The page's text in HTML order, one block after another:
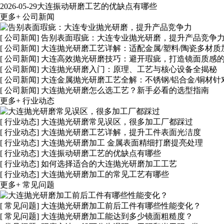
2026-05-29大连振动研磨工艺的优缺点有哪些
更多+ 公司新闻
[ 公司新闻] 告别表面瑕疵：大连专业抛光研磨，提升产品竞争力
[ 公司新闻] 大连抛光研磨工艺详解：适配金属/塑料/陶瓷多材质
[ 公司新闻] 大连高效抛光研磨技巧：避开瑕疵，打造镜面质感
[ 公司新闻] 大连抛光研磨入门：原理、工艺与核心设备全揭秘
[ 公司新闻] 大连金属抛光研磨工艺全解：不锈钢/铝合金/铜材针
[ 公司新闻] 大连抛光研磨怎么选工艺？新手必看的选型指南
更多+ 行业动态
[ 行业动态] 大连抛光研磨常见误区，很多加工厂都踩过
[ 行业动态] 大连抛光研磨工艺详解，提升工件表面光洁度
[ 行业动态] 大连抛光研磨加工 金属表面精细打磨提亮处理
[ 行业动态] 大连振动研磨工艺的优缺点有哪些
[ 行业动态] 如何选择适合的大连抛光研磨加工工艺
[ 行业动态] 大连抛光研磨加工的常见工艺有哪些
更多+ 常见问题
[ 常见问题] 大连抛光研磨加工前后工件有哪些性能变化？
[ 常见问题] 大连抛光研磨加工能达到多少镜面粗糙度？